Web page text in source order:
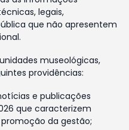
legais,
que não apresentem
museológicas,
providências:
e publicações
que caracterizem
da gestão;